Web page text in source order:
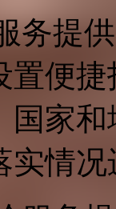
务提
置便
国家
实情